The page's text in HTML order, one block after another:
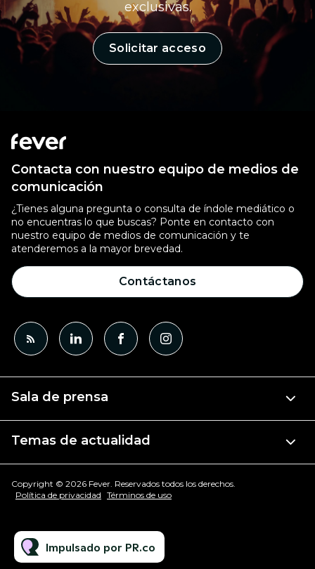
exclusivas.
Solicitar acceso
Contacta con nuestro equipo de medios de
comunicación
¿Tienes alguna pregunta o consulta de índole mediático o
no encuentras lo que buscas? Ponte en contacto con
nuestro equipo de medios de comunicación y te
atenderemos a la mayor brevedad.
Contáctanos
Sala de prensa
Temas de actualidad
Copyright © 2026 Fever. Reservados todos los derechos.
Política de privacidad Términos de uso
Impulsado por PR.co